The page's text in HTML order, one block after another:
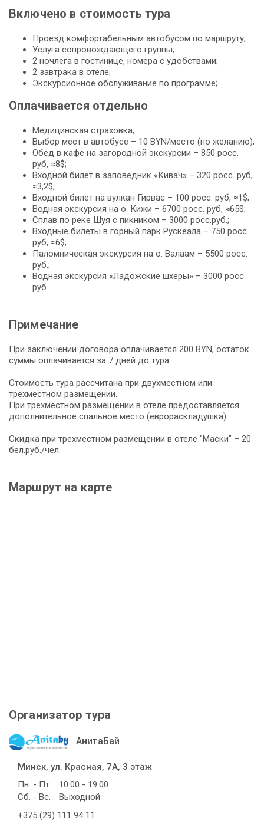
Включено в стоимость тура
Проезд комфортабельным автобусом по маршруту;
Услуга сопровождающего группы;
2 ночлега в гостинице, номера с удобствами;
2 завтрака в отеле;
Экскурсионное обслуживание по программе;
Оплачивается отдельно
Медицинская страховка;
Выбор мест в автобусе – 10 BYN/место (по желанию);
Обед в кафе на загородной экскурсии – 850 росc.
руб, ≈8$;
Входной билет в заповедник «Кивач» – 320 росс. руб,
≈3,2$;
Входной билет на вулкан Гирвас – 100 росс. руб, ≈1$;
Водная экскурсия на о. Кижи – 6700 росс. руб, ≈65$;
Сплав по реке Шуя с пикником – 3000 росс.руб.;
Входные билеты в горный парк Рускеала – 750 росc.
руб, ≈6$;
Паломническая экскурсия на о. Валаам – 5500 росс.
руб.;
Водная экскурсия «Ладожские шхеры» – 3000 росс.
руб
Примечание
При заключении договора оплачивается 200 BYN, остаток
суммы оплачивается за 7 дней до тура.
Стоимость тура рассчитана при двухместном или
трехместном размещении.
При трехместном размещении в отеле предоставляется
дополнительное спальное место (еврораскладушка).
Скидка при трехместном размещении в отеле "Маски" – 20
бел.руб./чел.
Маршрут на карте
Организатор тура
АнитаБай
Минск, ул. Красная, 7А, 3 этаж
Пн. - Пт.
10:00 - 19:00
Сб. - Вс.
Выходной
+375 (29) 111 94 11